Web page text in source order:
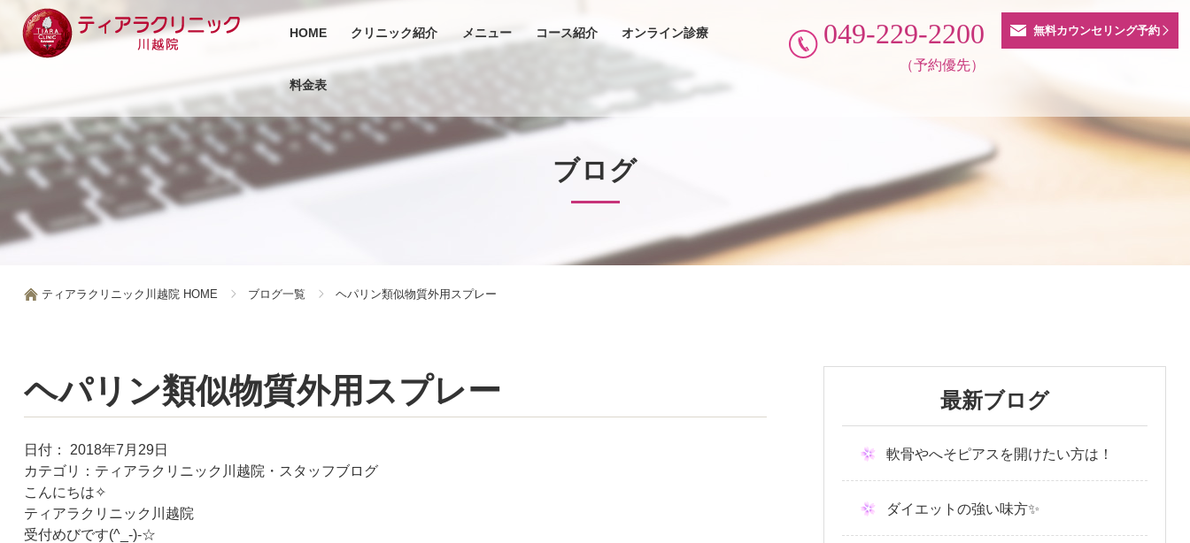
HOME クリニック紹介 メニュー コース紹介 オンライン診療
料金表
無料カウンセリング予約
049-229-2200
（予約優先）
ブログ
ティアラクリニック川越院 HOME ブログ一覧 ヘパリン類似物質外用スプレー
ヘパリン類似物質外用スプレー
日付：
2018年7月29日
カテゴリ： ティアラクリニック川越院・スタッフブログ
こんにちは✧
ティアラクリニック川越院
受付めびです(^_-)-☆
最新ブログ
軟骨やへそピアスを開けたい方は！
ダイエットの強い味方✨